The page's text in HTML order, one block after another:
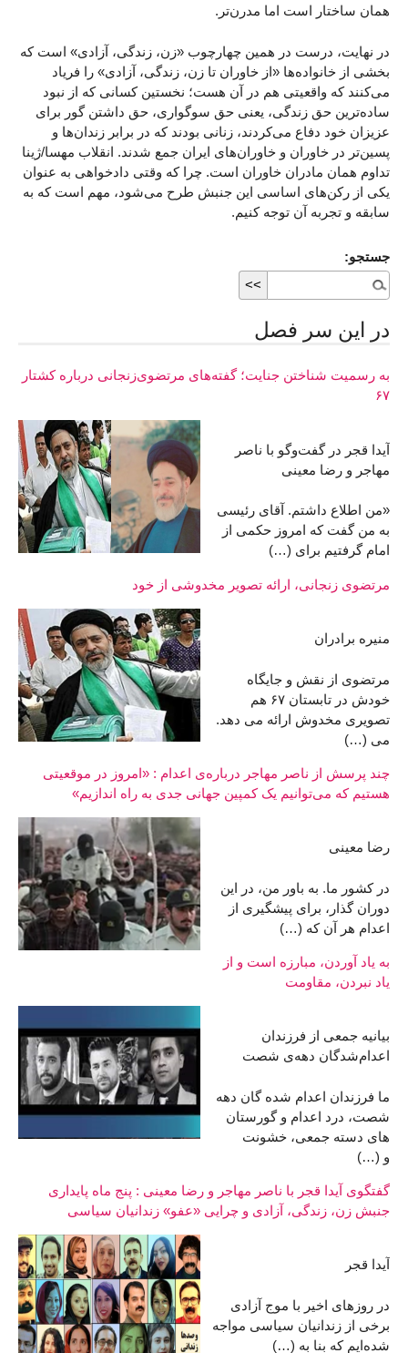
همان ساختار است اما مدرن‌تر.
در نهایت، درست در همین چهارچوب «زن، زندگی، آزادی» است که
بخشی از خانواده‌ها «از خاوران تا زن‌، زندگی، آزادی» را فریاد
می‌کنند که واقعیتی هم در آن هست؛ نخستین کسانی که از نبود
ساده‌ترین حق زندگی، یعنی حق سوگواری، حق داشتن گور برای
عزیزان خود دفاع می‌کردند، زنانی بودند که در برابر زندان‌ها و
پسین‌تر در خاوران و خاوران‌های ایران جمع شدند. انقلاب مهسا/ژینا
تداوم همان مادران خاوران است. چرا که وقتی دادخواهی به عنوان
یکی از رکن‌های اساسی این جنبش طرح می‌شود، مهم است که به
سابقه و تجربه آن توجه کنیم.
جستجو:
در اين سر فصل
به رسمیت شناختن جنایت؛ گفته‌های مرتضوی‌زنجانی درباره کشتار
۶۷
آیدا قجر در گفت‌وگو با ناصر
مهاجر و رضا معینی
«من اطلاع داشتم. آقای رئيسی
به من گفت که امروز حکمی از
امام گرفتیم برای (…)
مرتضوی زنجانی، ارائه تصویر مخدوشی از خود
منیره برادران
مرتضوی از نقش و جایگاه
خودش در تابستان ۶۷ هم
تصویری مخدوش ارائه می دهد.
می (…)
چند پرسش از ناصر مهاجر درباره‌ی اعدام : «امروز در موقعیتی
هستیم که می‌توانیم یک کمپین جهانی جدی به راه اندازیم»
رضا معینی
در کشور ما. به باور من، در این
دوران گذار، برای پیشگیری از
اعدام هر آن که (…)
به یاد آوردن، مبارزه است و از
یاد نبردن، مقاومت
بیانیه جمعی از فرزندان
اعدام‌شدگان دهه‌ی شصت
ما فرزندان اعدام شده گان دهه
شصت، درد اعدام و گورستان
های دسته جمعی، خشونت
و (…)
گفتگوی آیدا قجر با ناصر مهاجر و رضا معینی : پنج ماه پایداری
جنبش زن، زندگی، آزادی و چرایی «عفو» زندانیان سیاسی
آیدا قجر
در روزهای اخیر با موج آزادی
برخی از زندانیان سیاسی مواجه
شده‌ایم که بنا به (…)